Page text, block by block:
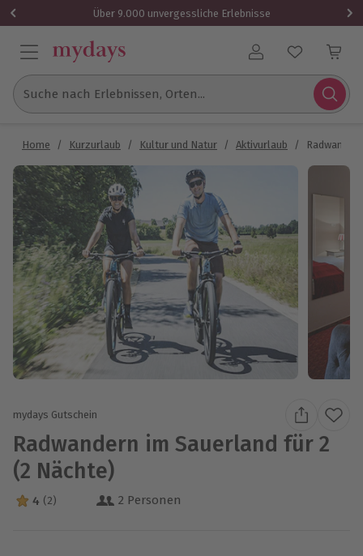
Über 9.000 unvergessliche Erlebnisse
Benutzerkonto
Suche nach Erlebnissen, Orten...
Home / Kurzurlaub / Kultur und Natur / Aktivurlaub /
mydays Gutschein
Radwandern im Sauerland für 2
(2 Nächte)
4 Sterne von 5 aus 2 Bewertungen
4 (2) 2 Personen